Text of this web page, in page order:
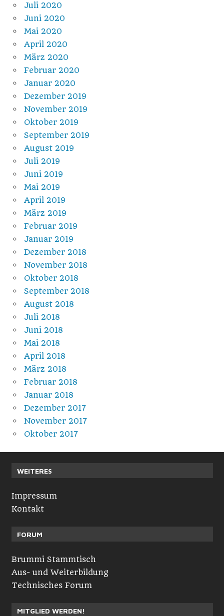
Juli 2020
Juni 2020
Mai 2020
April 2020
März 2020
Februar 2020
Januar 2020
Dezember 2019
November 2019
Oktober 2019
September 2019
August 2019
Juli 2019
Juni 2019
Mai 2019
April 2019
März 2019
Februar 2019
Januar 2019
Dezember 2018
November 2018
Oktober 2018
September 2018
August 2018
Juli 2018
Juni 2018
Mai 2018
April 2018
März 2018
Februar 2018
Januar 2018
Dezember 2017
November 2017
Oktober 2017
WEITERES
Impressum
Kontakt
FORUM
Brummi Stammtisch
Aus- und Weiterbildung
Technisches Forum
MITGLIED WERDEN!